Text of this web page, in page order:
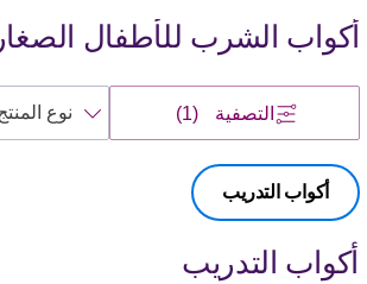
أكواب الشرب للأطفال الصغار
التصفية
حسب
أكواب التدريب
أكواب التدريب